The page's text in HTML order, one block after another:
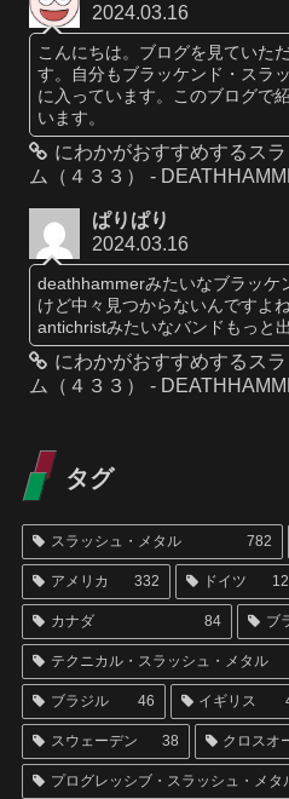
2024.03.16
こんにちは。ブログを見ていた
す。自分もブラッケンド・スラ
に入っています。このブログで
います。
にわかがおすすめするス
ム（４３３） -
ぱりぱり
2024.03.16
deathhammerみたいなブラッケ
けど中々見つからないんですよ
antichristみたいなバンドもっと
にわかがおすすめするス
ム（４３３） -
タグ
スラッシュ・メタル 782
アメリカ 332 ドイツ
カナダ 84 ブ
テクニカル・スラッシュ・メタル
ブラジル 46 イギリス
スウェーデン 38 クロスオ
プログレッシブ・スラッシュ・メタ